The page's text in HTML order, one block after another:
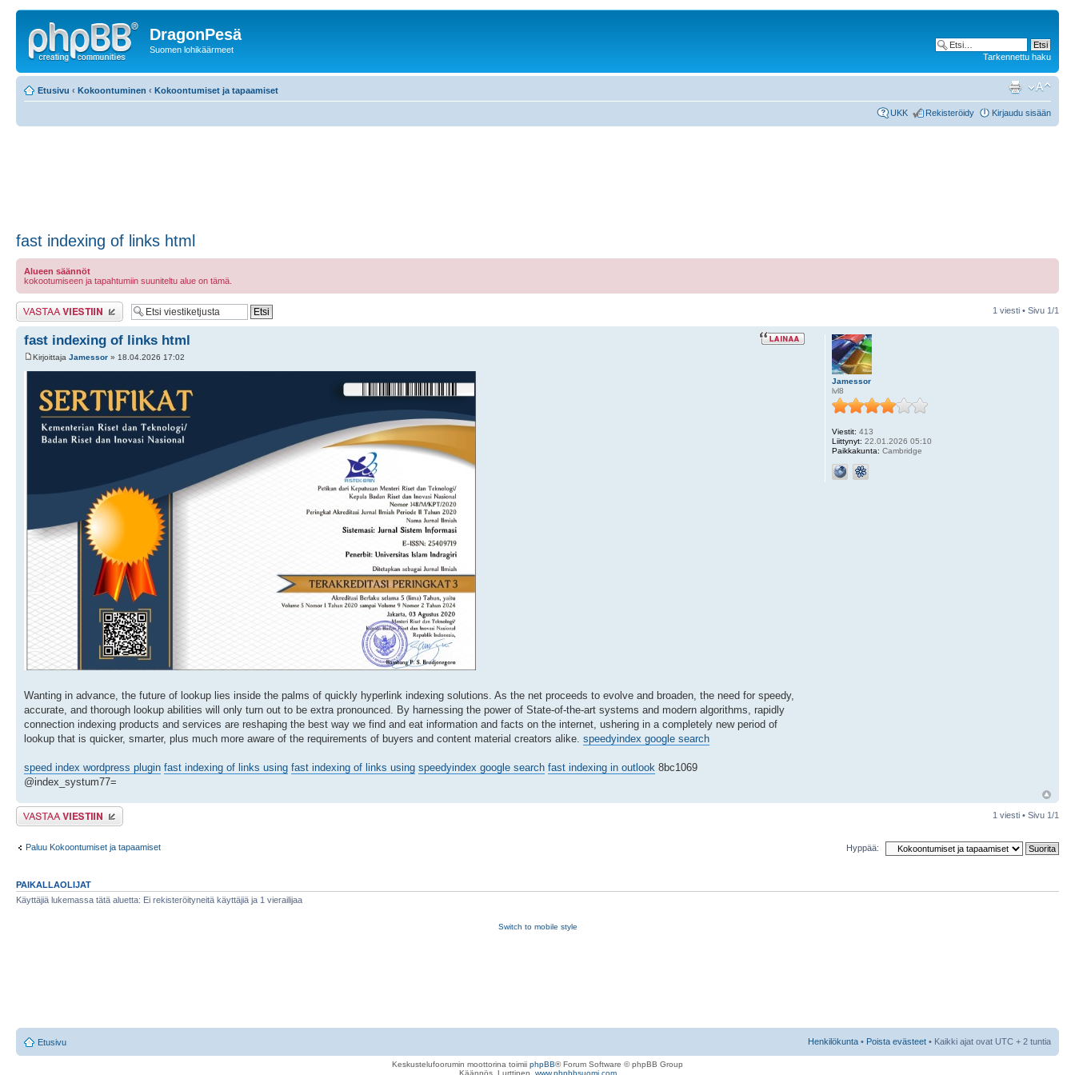
DragonPesä
Suomen lohikäärmeet
Tarkennettu haku
Etusivu ‹ Kokoontuminen ‹ Kokoontumiset ja tapaamiset
UKK Rekisteröidy Kirjaudu sisään
fast indexing of links html
Alueen säännöt
kokootumiseen ja tapahtumiin suuniteltu alue on tämä.
Lähetä vastaus 1 viesti • Sivu 1/1
fast indexing of links html
Kirjoittaja Jamessor » 18.04.2026 17:02
Wanting in advance, the future of lookup lies inside the palms of quickly hyperlink indexing solutions. As the net proceeds to evolve and broaden, the need for speedy,
accurate, and thorough lookup abilities will only turn out to be extra pronounced. By harnessing the power of State-of-the-art systems and modern algorithms, rapidly
connection indexing products and services are reshaping the best way we find and eat information and facts on the internet, ushering in a completely new period of
lookup that is quicker, smarter, plus much more aware of the requirements of buyers and content material creators alike. speedyindex google search
speed index wordpress plugin fast indexing of links using fast indexing of links using speedyindex google search fast indexing in outlook 8bc1069
@index_systum77=
Jamessor
lvl8
Viestit: 413
Liittynyt: 22.01.2026 05:10
Paikkakunta: Cambridge
Lähetä vastaus 1 viesti • Sivu 1/1
Paluu Kokoontumiset ja tapaamiset Hyppää:
PAIKALLAOLIJAT
Käyttäjiä lukemassa tätä aluetta: Ei rekisteröityneitä käyttäjiä ja 1 vierailijaa
Switch to mobile style
Etusivu Henkilökunta • Poista evästeet • Kaikki ajat ovat UTC + 2 tuntia
Keskustelufoorumin moottorina toimii phpBB® Forum Software © phpBB Group
Käännös, Lurttinen, www.phpbbsuomi.com